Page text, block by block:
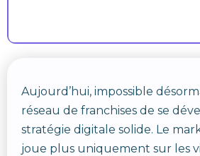
Aujourd’hui, impossible
réseau de franchises de se
stratégie digitale solide. Le
joue plus uniquement sur les